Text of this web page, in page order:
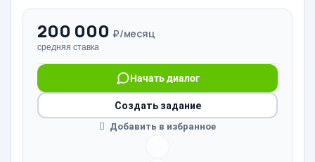
200 000 ₽/месяц
средняя ставка
Начать диалог
Создать задание
Добавить в избранное